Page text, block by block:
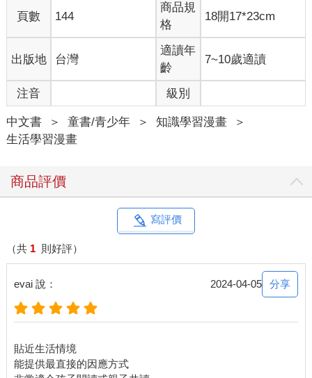
頁數 144
商品規
格
18開17*23cm
出版地 台灣
適讀年
齡
7~10歲適讀
注音 級別
中文書 ＞ 童書/青少年 ＞ 知識學習漫畫
＞
生活學習漫畫
商品評價
寫評價
（共 1 則好評）
evai 說： 2024-04-05 分享
貼近生活情境
能提供最直接的因應方式